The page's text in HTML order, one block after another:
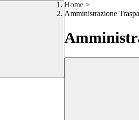
Home >
Amministrazione